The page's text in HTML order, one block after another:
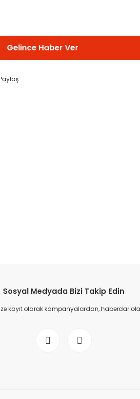
Gelince Haber Ver
Sosyal Medyada Bizi Takip Edin
kayıt olarak kampanyalardan, haberdar